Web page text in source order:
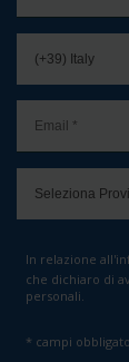
In relazione
che dichiaro di
personali.
* campi